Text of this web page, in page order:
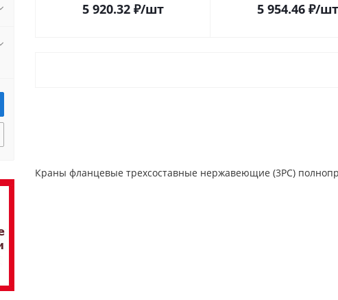
5 920.32 ₽/шт 5 954.46 ₽/шт
Краны фланцевые трехсоставные нержавеющие (3PC)